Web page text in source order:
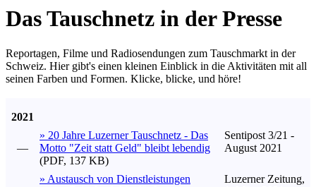
Das Tauschnetz in der Presse
Reportagen, Filme und Radiosendungen zum Tauschmarkt in der
Schweiz. Hier gibt's einen kleinen Einblick in die Aktivitäten mit all
seinen Farben und Formen. Klicke, blicke, und höre!
2021
—
» 20 Jahre Luzerner Tauschnetz - Das
Motto "Zeit statt Geld" bleibt lebendig
(PDF, 137 KB)
Sentipost 3/21 -
August 2021
» Austausch von Dienstleistungen
Luzerner Zeitung,